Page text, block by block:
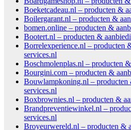
Boeketcadeau.nl – producten &
Boilergarant.nl – producten &
bomen.online – producten &
Bootert.nl – producten &
Borrelexperience.nl – producten
services.nl
Boschmolenplas.nl – producten
Bourgini.com – producten &
Bouwlampkoning.nl – producten
services.nl
Boxbrownies.nl – producten &
Brandpreventiewinkel.nl –
services.nl
Broyeurwereld.nl – producten &